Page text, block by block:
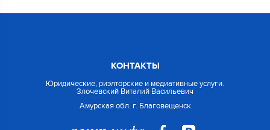
КОНТАКТЫ
Юридические, риэлторские и медиативные услуги.
Злочевский Виталий Васильевич
Амурская обл. г. Благовещенск